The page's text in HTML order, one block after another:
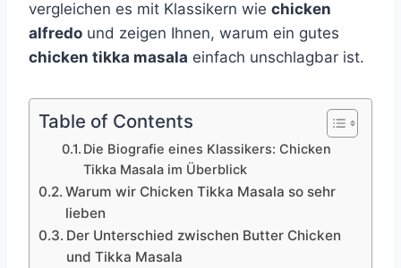
vergleichen es mit Klassikern wie chicken
alfredo und zeigen Ihnen, warum ein gutes
chicken tikka masala einfach unschlagbar ist.
Table of Contents
Die Biografie eines Klassikers: Chicken
Tikka Masala im Überblick
Warum wir Chicken Tikka Masala so sehr
lieben
Der Unterschied zwischen Butter Chicken
und Tikka Masala